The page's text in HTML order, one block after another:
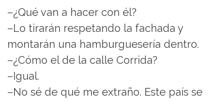
–¿Qué van a hacer con él?
–Lo tirarán respetando la fachada y
montarán una hamburguesería dentro.
–¿Cómo el de la calle Corrida?
–Igual.
–No sé de qué me extraño. Este país se